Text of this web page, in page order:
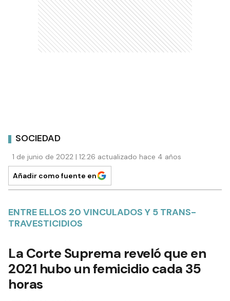
SOCIEDAD
1 de junio de 2022 | 12:26 actualizado hace 4 años
Añadir como fuente en
ENTRE ELLOS 20 VINCULADOS Y 5 TRANS-
TRAVESTICIDIOS
La Corte Suprema reveló que en
2021 hubo un femicidio cada 35
horas